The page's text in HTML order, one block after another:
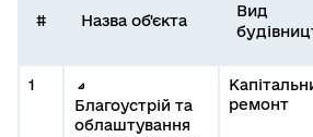
# Назва об'єкта
Вид
1
Благоустрій та
облаштування
ремонт